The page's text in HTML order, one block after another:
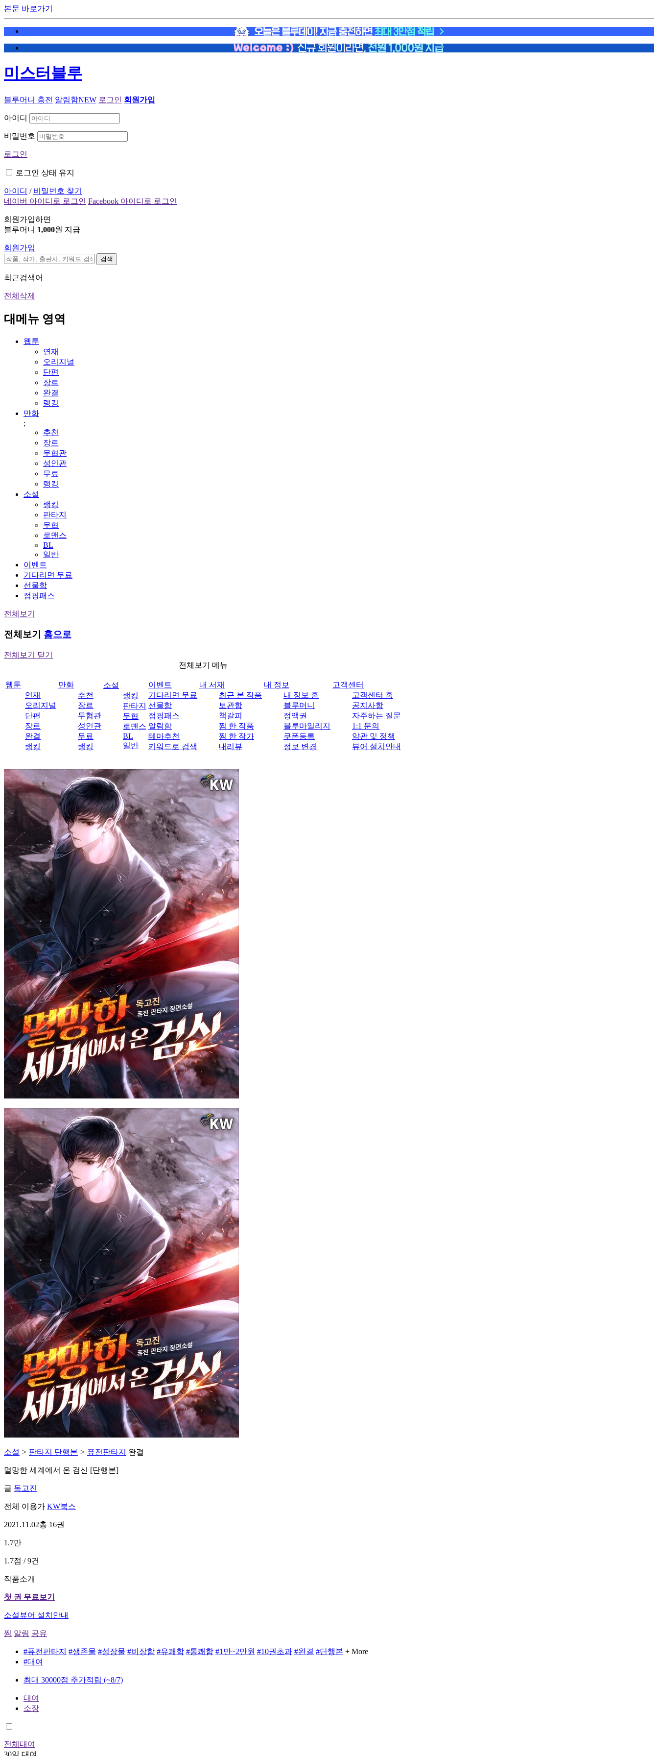
본문 바로가기
미스터블루
블루머니 충전 알림함NEW 로그인 회원가입
아이디
비밀번호
로그인
로그인 상태 유지
아이디 / 비밀번호 찾기
네이버 아이디로 로그인 Facebook 아이디로 로그인
회원가입하면
블루머니 1,000원 지급
회원가입
검색
최근검색어
전체삭제
대메뉴 영역
웹툰
연재
오리지널
단편
장르
완결
랭킹
만화
;
추천
장르
무협관
성인관
무료
랭킹
소설
랭킹
판타지
무협
로맨스
BL
일반
이벤트
기다리면 무료
선물함
점핑패스
전체보기
전체보기 홈으로
전체보기 닫기
전체보기 메뉴
웹툰
연재
오리지널
단편
장르
완결
랭킹
만화
추천
장르
무협관
성인관
무료
랭킹
소설
랭킹
판타지
무협
로맨스
BL
일반
이벤트
기다리면 무료
선물함
점핑패스
알림함
테마추천
키워드로 검색
내 서재
최근 본 작품
보관함
책갈피
찜 한 작품
찜 한 작가
내리뷰
내 정보
내 정보 홈
블루머니
정액권
블루마일리지
쿠폰등록
정보 변경
고객센터
고객센터 홈
공지사항
자주하는 질문
1:1 문의
약관 및 정책
뷰어 설치안내
소설 > 판타지 단행본 > 퓨전판타지 완결
멸망한 세계에서 온 검신 [단행본]
글 독고진
전체 이용가 KW북스
2021.11.02총 16권
1.7만
1.7점 / 9건
작품소개
첫 권 무료보기
소설뷰어 설치안내
찜 알림 공유
#퓨전판타지 #생존물 #성장물 #비장함 #유쾌함 #통쾌함 #1만~2만원 #10권초과 #완결 #단행본 + More
#대여
최대 30000점 추가적립 (~8/7)
대여
소장
전체대여